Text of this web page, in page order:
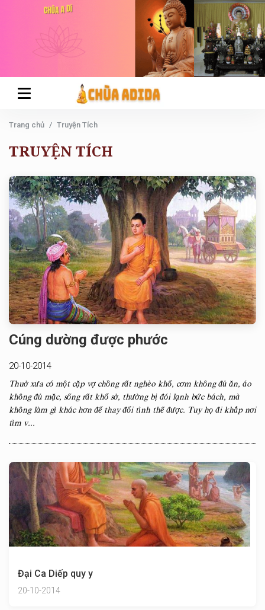
Trang chủ Truyện Tích
TRUYỆN TÍCH
Cúng dường được phước
20-10-2014
Thuở xưa có một cặp vợ chồng rất nghèo khổ, cơm không đủ ăn, áo
không đủ mặc, sống rất khổ sở, thường bị đói lạnh bức bách, mà
không làm gì khác hơn để thay đổi tình thế được. Tuy họ đi khắp nơi
tìm v...
Đại Ca Diếp quy y
20-10-2014